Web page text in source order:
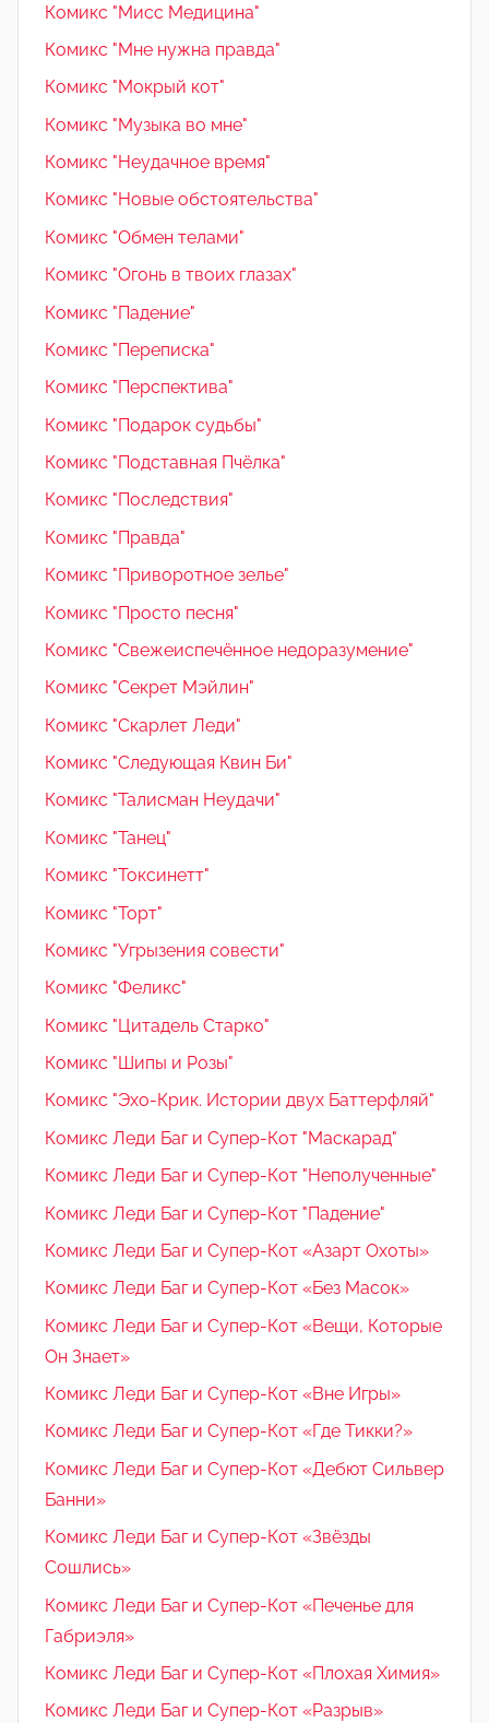
Комикс "Мисс Медицина"
Комикс "Мне нужна правда"
Комикс "Мокрый кот"
Комикс "Музыка во мне"
Комикс "Неудачное время"
Комикс "Новые обстоятельства"
Комикс "Обмен телами"
Комикс "Огонь в твоих глазах"
Комикс "Падение"
Комикс "Переписка"
Комикс "Перспектива"
Комикс "Подарок судьбы"
Комикс "Подставная Пчёлка"
Комикс "Последствия"
Комикс "Правда"
Комикс "Приворотное зелье"
Комикс "Просто песня"
Комикс "Свежеиспечённое недоразумение"
Комикс "Секрет Мэйлин"
Комикс "Скарлет Леди"
Комикс "Следующая Квин Би"
Комикс "Талисман Неудачи"
Комикс "Танец"
Комикс "Токсинетт"
Комикс "Торт"
Комикс "Угрызения совести"
Комикс "Феликс"
Комикс "Цитадель Старко"
Комикс "Шипы и Розы"
Комикс "Эхо-Крик. Истории двух Баттерфляй"
Комикс Леди Баг и Супер-Кот "Маскарад"
Комикс Леди Баг и Супер-Кот "Неполученные"
Комикс Леди Баг и Супер-Кот "Падение"
Комикс Леди Баг и Супер-Кот «Азарт Охоты»
Комикс Леди Баг и Супер-Кот «Без Масок»
Комикс Леди Баг и Супер-Кот «Вещи, Которые
Он Знает»
Комикс Леди Баг и Супер-Кот «Вне Игры»
Комикс Леди Баг и Супер-Кот «Где Тикки?»
Комикс Леди Баг и Супер-Кот «Дебют Сильвер
Банни»
Комикс Леди Баг и Супер-Кот «Звёзды
Сошлись»
Комикс Леди Баг и Супер-Кот «Печенье для
Габриэля»
Комикс Леди Баг и Супер-Кот «Плохая Химия»
Комикс Леди Баг и Супер-Кот «Разрыв»